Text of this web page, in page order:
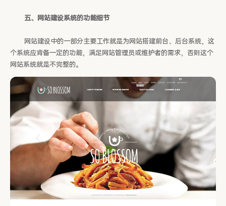
五、网站建设系统的功能细节
网站建设中的一部分主要工作就是为网站搭建前台、后台系统，这
个系统应肯备一定的功能，满足网站管理员或维护者的需求，否则这个
网站系统就是不完整的。